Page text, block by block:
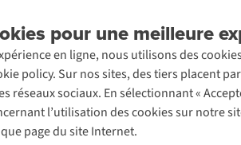
pour une meilleure
en ligne, nous utilisons des
policy. Sur nos sites, des tiers placent
réseaux sociaux. En sélectionnant «
l’utilisation des cookies sur notre
page du site Internet.